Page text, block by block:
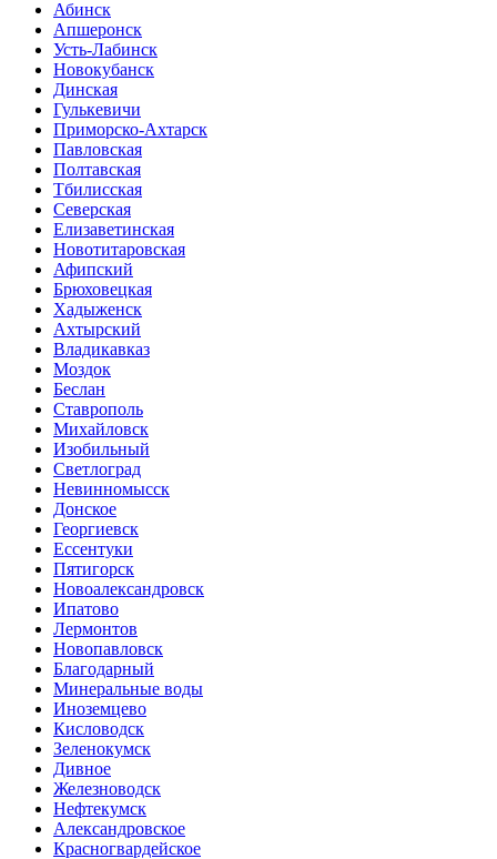
Абинск
Апшеронск
Усть-Лабинск
Новокубанск
Динская
Гулькевичи
Приморско-Ахтарск
Павловская
Полтавская
Тбилисская
Северская
Елизаветинская
Новотитаровская
Афипский
Брюховецкая
Хадыженск
Ахтырский
Владикавказ
Моздок
Беслан
Ставрополь
Михайловск
Изобильный
Светлоград
Невинномысск
Донское
Георгиевск
Ессентуки
Пятигорск
Новоалександровск
Ипатово
Лермонтов
Новопавловск
Благодарный
Минеральные воды
Иноземцево
Кисловодск
Зеленокумск
Дивное
Железноводск
Нефтекумск
Александровское
Красногвардейское